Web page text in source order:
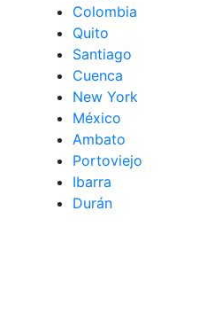
Colombia
Quito
Santiago
Cuenca
New York
México
Ambato
Portoviejo
Ibarra
Durán